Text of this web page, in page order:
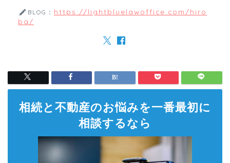
BLOG： https://lightbluelawoffice.com/hiro
ba/
相続と不動産のお悩みを一番最初に
相談するなら